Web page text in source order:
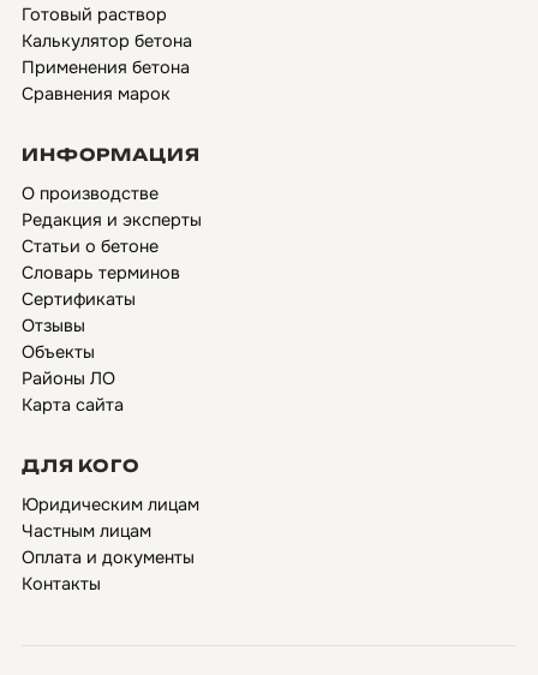
Готовый раствор
Калькулятор бетона
Применения бетона
Сравнения марок
ИНФОРМАЦИЯ
О производстве
Редакция и эксперты
Статьи о бетоне
Словарь терминов
Сертификаты
Отзывы
Объекты
Районы ЛО
Карта сайта
ДЛЯ КОГО
Юридическим лицам
Частным лицам
Оплата и документы
Контакты